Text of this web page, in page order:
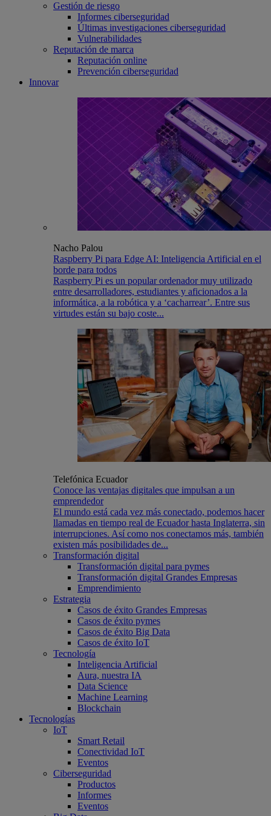
Gestión de riesgo
Informes ciberseguridad
Últimas investigaciones ciberseguridad
Vulnerabilidades
Reputación de marca
Reputación online
Prevención ciberseguridad
Innovar
Nacho Palou
Raspberry Pi para Edge AI: Inteligencia Artificial en el
borde para todos
Raspberry Pi es un popular ordenador muy utilizado
entre desarrolladores, estudiantes y aficionados a la
informática, a la robótica y a ‘cacharrear’. Entre sus
virtudes están su bajo coste...
Telefónica Ecuador
Conoce las ventajas digitales que impulsan a un
emprendedor
El mundo está cada vez más conectado, podemos hacer
llamadas en tiempo real de Ecuador hasta Inglaterra, sin
interrupciones. Así como nos conectamos más, también
existen más posibilidades de...
Transformación digital
Transformación digital para pymes
Transformación digital Grandes Empresas
Emprendimiento
Estrategia
Casos de éxito Grandes Empresas
Casos de éxito pymes
Casos de éxito Big Data
Casos de éxito IoT
Tecnología
Inteligencia Artificial
Aura, nuestra IA
Data Science
Machine Learning
Blockchain
Tecnologías
IoT
Smart Retail
Conectividad IoT
Eventos
Ciberseguridad
Productos
Informes
Eventos